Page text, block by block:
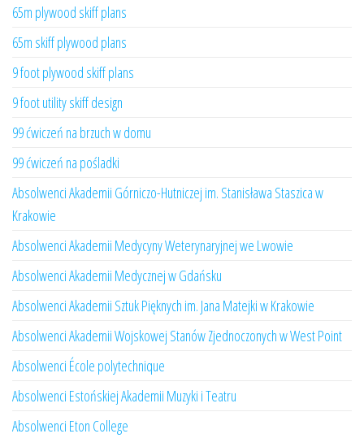
65m plywood skiff plans
65m skiff plywood plans
9 foot plywood skiff plans
9 foot utility skiff design
99 ćwiczeń na brzuch w domu
99 ćwiczeń na pośladki
Absolwenci Akademii Górniczo-Hutniczej im. Stanisława Staszica w
Krakowie
Absolwenci Akademii Medycyny Weterynaryjnej we Lwowie
Absolwenci Akademii Medycznej w Gdańsku
Absolwenci Akademii Sztuk Pięknych im. Jana Matejki w Krakowie
Absolwenci Akademii Wojskowej Stanów Zjednoczonych w West Point
Absolwenci École polytechnique
Absolwenci Estońskiej Akademii Muzyki i Teatru
Absolwenci Eton College